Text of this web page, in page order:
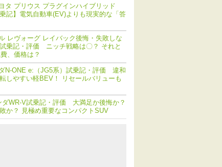
ヨタ プリウス プラグインハイブリッド
記】電気自動車(EV)よりも現実的な「答
レヴォーグ レイバック後悔・失敗しな
乗記・評価 ニッチ戦略は〇？ それと
、価格は？
N-ONE e:（JG5系）試乗記・評価 違和
しやすい軽BEV！ リセールバリューも
ダWR-V試乗記・評価 大満足か後悔か？
か？ 見極め重要なコンパクトSUV